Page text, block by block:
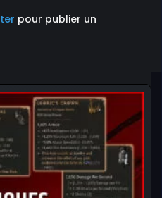
pour publier un